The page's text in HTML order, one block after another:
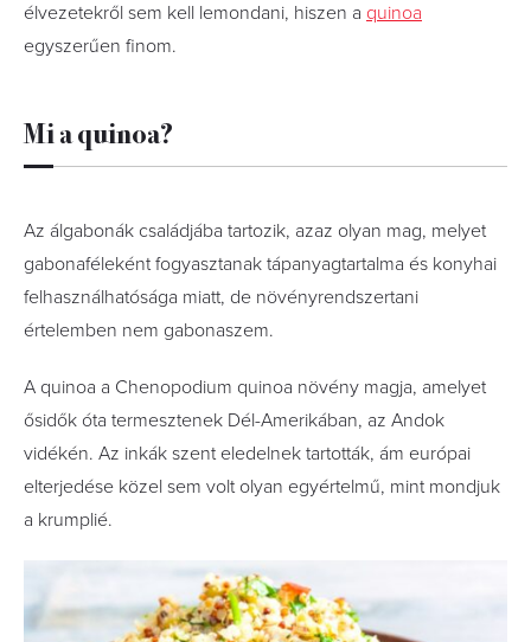
élvezetekről sem kell lemondani, hiszen a quinoa
egyszerűen finom.
Mi a quinoa?
Az álgabonák családjába tartozik, azaz olyan mag, melyet
gabonaféleként fogyasztanak tápanyagtartalma és konyhai
felhasználhatósága miatt, de növényrendszertani
értelemben nem gabonaszem.
A quinoa a Chenopodium quinoa növény magja, amelyet
ősidők óta termesztenek Dél-Amerikában, az Andok
vidékén. Az inkák szent eledelnek tartották, ám európai
elterjedése közel sem volt olyan egyértelmű, mint mondjuk
a krumplié.